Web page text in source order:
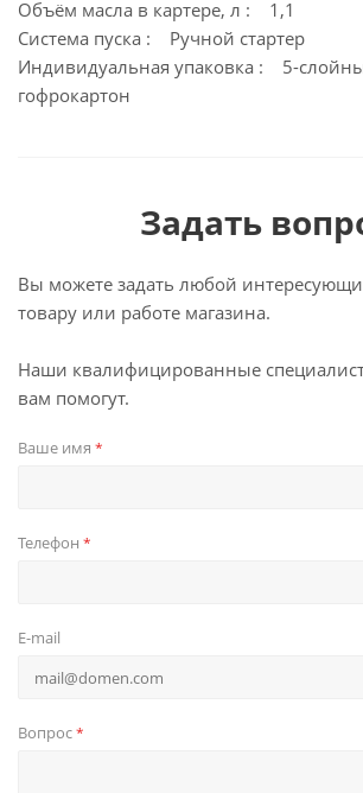
Объём масла в картере, л : 1,1
Система пуска : Ручной стартер
Индивидуальная упаковка : 5-
гофрокартон
Задать
Вы можете задать любой
товару или работе магазина.
Наши квалифицированные
вам помогут.
Ваше имя *
Телефон *
E-mail
Вопрос*